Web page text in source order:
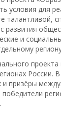
условия для
талантливой,
развития
и
России.
и призёры